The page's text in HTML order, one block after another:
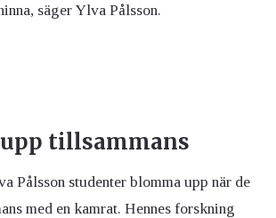
säger Ylva Pålsson.
tillsammans
Pålsson studenter blomma upp när de
med en kamrat. Hennes forskning